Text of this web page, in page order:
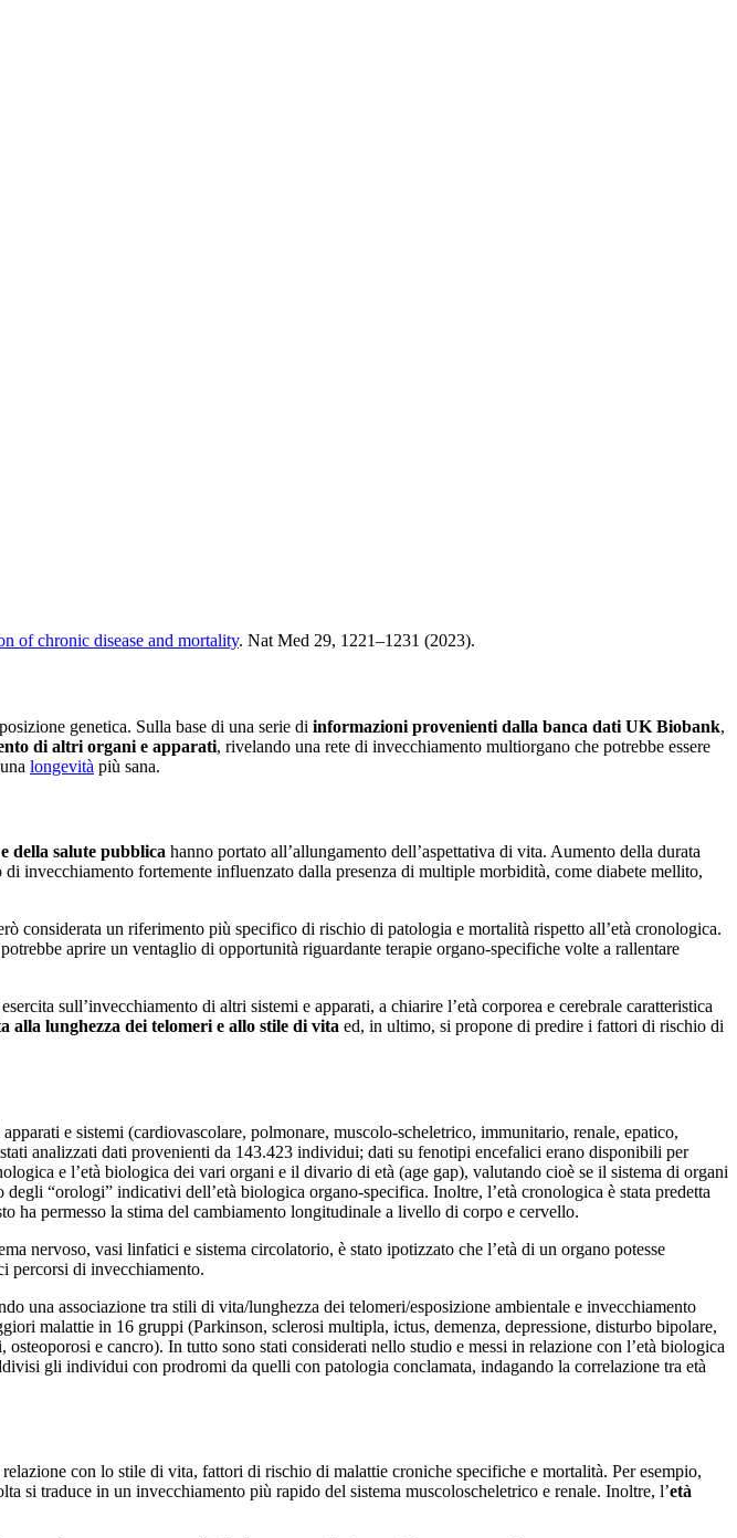
of chronic disease and mortality. Nat Med 29, 1221–1231 (2023).
genetica. Sulla base di una serie di informazioni provenienti dalla banca dati UK Biobank,
di altri organi e apparati, rivelando una rete di invecchiamento multiorgano che potrebbe essere
longevità più sana.
della salute pubblica hanno portato all’allungamento dell’aspettativa di vita. Aumento della durata
invecchiamento fortemente influenzato dalla presenza di multiple morbidità, come diabete mellito,
considerata un riferimento più specifico di rischio di patologia e mortalità rispetto all’età cronologica.
potrebbe aprire un ventaglio di opportunità riguardante terapie organo-specifiche volte a rallentare
sull’invecchiamento di altri sistemi e apparati, a chiarire l’età corporea e cerebrale caratteristica
alla lunghezza dei telomeri e allo stile di vita ed, in ultimo, si propone di predire i fattori di rischio di
e sistemi (cardiovascolare, polmonare, muscolo-scheletrico, immunitario, renale, epatico,
analizzati dati provenienti da 143.423 individui; dati su fenotipi encefalici erano disponibili per
e l’età biologica dei vari organi e il divario di età (age gap), valutando cioè se il sistema di organi
“orologi” indicativi dell’età biologica organo-specifica. Inoltre, l’età cronologica è stata predetta
ha permesso la stima del cambiamento longitudinale a livello di corpo e cervello.
nervoso, vasi linfatici e sistema circolatorio, è stato ipotizzato che l’età di un organo potesse
percorsi di invecchiamento.
una associazione tra stili di vita/lunghezza dei telomeri/esposizione ambientale e invecchiamento
malattie in 16 gruppi (Parkinson, sclerosi multipla, ictus, demenza, depressione, disturbo bipolare,
e cancro). In tutto sono stati considerati nello studio e messi in relazione con l’età biologica
gli individui con prodromi da quelli con patologia conclamata, indagando la correlazione tra età
con lo stile di vita, fattori di rischio di malattie croniche specifiche e mortalità. Per esempio,
si traduce in un invecchiamento più rapido del sistema muscoloscheletrico e renale. Inoltre, l’età